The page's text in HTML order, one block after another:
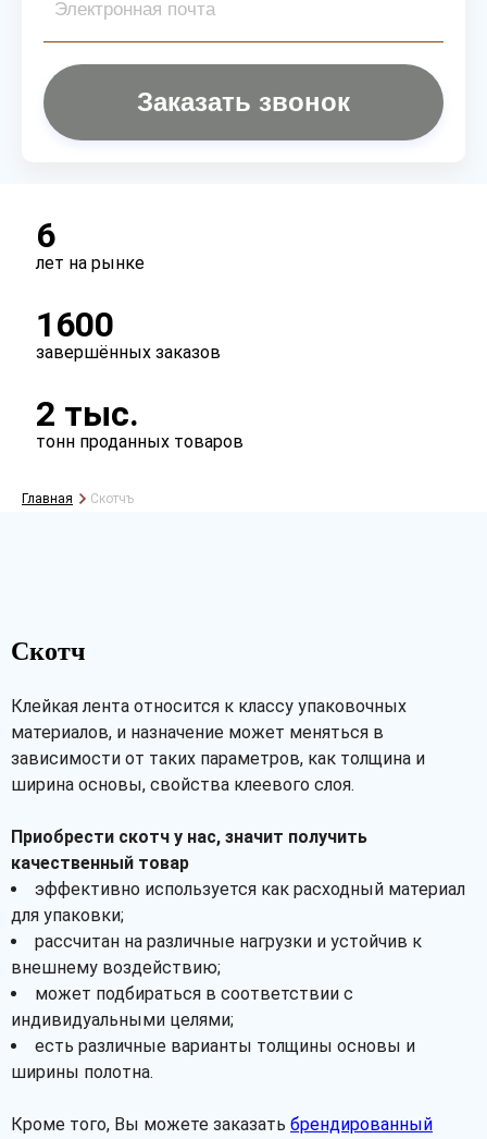
Заказать звонок
6
лет на рынке
1600
завершённых заказов
2 тыс.
тонн проданных товаров
Главная Скотчъ
Скотч
Клейкая лента относится к классу упаковочных
материалов, и назначение может меняться в
зависимости от таких параметров, как толщина и
ширина основы, свойства клеевого слоя.
Приобрести скотч у нас, значит получить
качественный товар
эффективно используется как расходный материал
для упаковки;
рассчитан на различные нагрузки и устойчив к
внешнему воздействию;
может подбираться в соответствии с
индивидуальными целями;
есть различные варианты толщины основы и
ширины полотна.
Кроме того, Вы можете заказать брендированный